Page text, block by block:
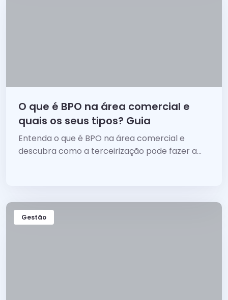
O que é BPO na área comercial e
quais os seus tipos? Guia
Entenda o que é BPO na área comercial e
descubra como a terceirização pode fazer a
Gestão